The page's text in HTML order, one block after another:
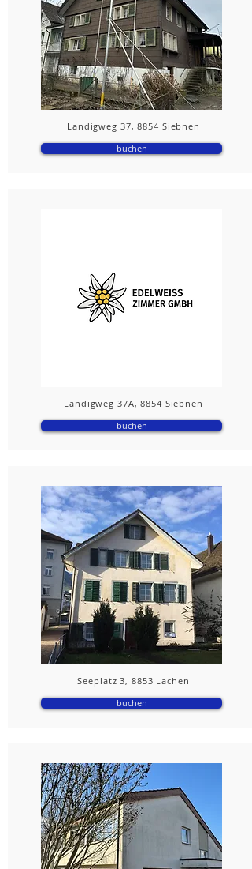
Landigweg 37, 8854 Siebnen
buchen
Landigweg 37A, 8854 Siebnen
buchen
Seeplatz 3, 8853 Lachen
buchen